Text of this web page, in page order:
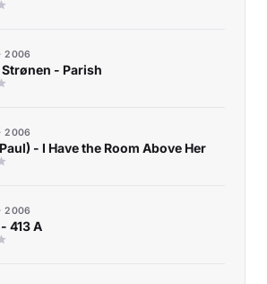
2006
- Parish
2006
- I Have the Room Above Her
2006
413 A